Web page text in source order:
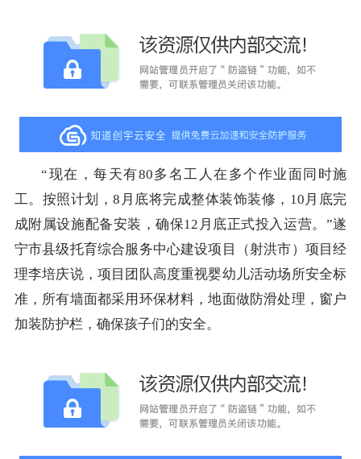
“现在，每天有80多名工人在多个作业面同时施
工。按照计划，8月底将完成整体装饰装修，10月底完
成附属设施配备安装，确保12月底正式投入运营。”遂
宁市县级托育综合服务中心建设项目（射洪市）项目经
理李培庆说，项目团队高度重视婴幼儿活动场所安全标
准，所有墙面都采用环保材料，地面做防滑处理，窗户
加装防护栏，确保孩子们的安全。